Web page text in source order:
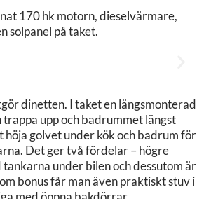
170 hk motorn, dieselvärmare,
solpanel på taket.
dinetten. I taket en längsmonterad
trappa upp och badrummet längst
höja golvet under kök och badrum för
Det ger två fördelar – högre
under bilen och dessutom är
bonus får man även praktiskt stuv i